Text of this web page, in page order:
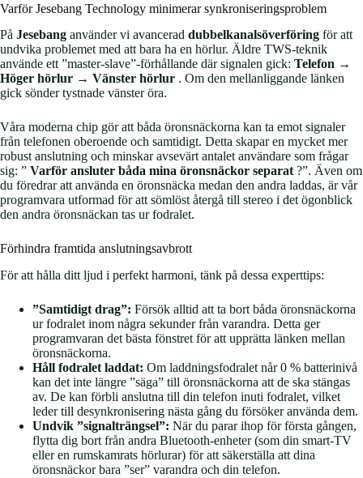
Varför Jesebang Technology minimerar synkroniseringsproblem
På Jesebang använder vi avancerad dubbelkanalsöverföring för att
undvika problemet med att bara ha en hörlur. Äldre TWS-teknik
använde ett ”master-slave”-förhållande där signalen gick: Telefon →
Höger hörlur → Vänster hörlur . Om den mellanliggande länken
gick sönder tystnade vänster öra.
Våra moderna chip gör att båda öronsnäckorna kan ta emot signaler
från telefonen oberoende och samtidigt. Detta skapar en mycket mer
robust anslutning och minskar avsevärt antalet användare som frågar
sig: ” Varför ansluter båda mina öronsnäckor separat?”. Även om
du föredrar att använda en öronsnäcka medan den andra laddas, är vår
programvara utformad för att sömlöst återgå till stereo i det ögonblick
den andra öronsnäckan tas ur fodralet.
Förhindra framtida anslutningsavbrott
För att hålla ditt ljud i perfekt harmoni, tänk på dessa experttips:
”Samtidigt drag”: Försök alltid att ta bort båda öronsnäckorna
ur fodralet inom några sekunder från varandra. Detta ger
programvaran det bästa fönstret för att upprätta länken mellan
öronsnäckorna.
Håll fodralet laddat: Om laddningsfodralet når 0 % batterinivå
kan det inte längre ”säga” till öronsnäckorna att de ska stängas
av. De kan förbli anslutna till din telefon inuti fodralet, vilket
leder till desynkronisering nästa gång du försöker använda dem.
Undvik ”signalträngsel”: När du parar ihop för första gången,
flytta dig bort från andra Bluetooth-enheter (som din smart-TV
eller en rumskamrats hörlurar) för att säkerställa att dina
öronsnäckor bara ”ser” varandra och din telefon.